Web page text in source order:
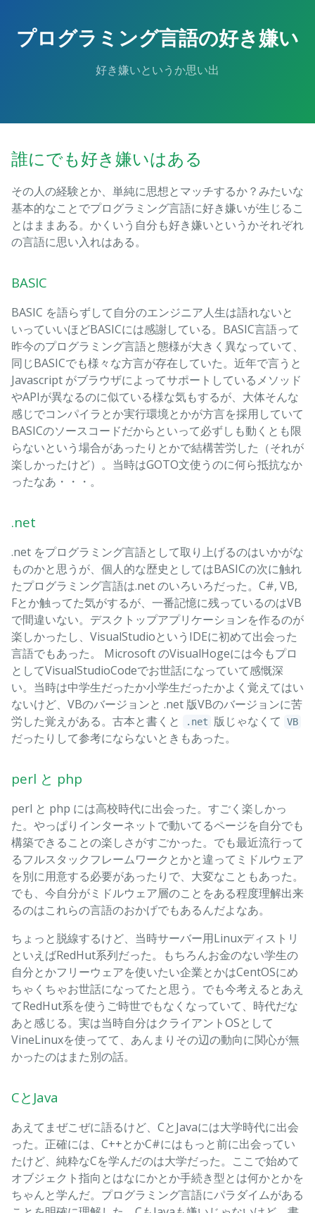
content.
プログラミング言語の好き嫌い
好き嫌いというか思い出
誰にでも好き嫌いはある
その人の経験とか、単純に思想とマッチするか？みたいな
基本的なことでプログラミング言語に好き嫌いが生じるこ
とはままある。かくいう自分も好き嫌いというかそれぞれ
の言語に思い入れはある。
BASIC
BASIC を語らずして自分のエンジニア人生は語れないと
いっていいほどBASICには感謝している。BASIC言語って
昨今のプログラミング言語と態様が大きく異なっていて、
同じBASICでも様々な方言が存在していた。近年で言うと
Javascript がブラウザによってサポートしているメソッド
やAPIが異なるのに似ている様な気もするが、大体そんな
感じでコンパイラとか実行環境とかが方言を採用していて
BASICのソースコードだからといって必ずしも動くとも限
らないという場合があったりとかで結構苦労した（それが
楽しかったけど）。当時はGOTO文使うのに何ら抵抗なか
ったなあ・・・。
.net
.net をプログラミング言語として取り上げるのはいかがな
ものかと思うが、個人的な歴史としてはBASICの次に触れ
たプログラミング言語は.net のいろいろだった。C#, VB,
Fとか触ってた気がするが、一番記憶に残っているのはVB
で間違いない。デスクトップアプリケーションを作るのが
楽しかったし、VisualStudioというIDEに初めて出会った
言語でもあった。 Microsoft のVisualHogeには今もプロ
としてVisualStudioCodeでお世話になっていて感慨深
い。当時は中学生だったか小学生だったかよく覚えてはい
ないけど、VBのバージョンと .net 版VBのバージョンに苦
労した覚えがある。古本と書くと
.net 版じゃなくて VB
だったりして参考にならないときもあった。
perl と php
perl と php には高校時代に出会った。すごく楽しかっ
た。やっぱりインターネットで動いてるページを自分でも
構築できることの楽しさがすごかった。でも最近流行って
るフルスタックフレームワークとかと違ってミドルウェア
を別に用意する必要があったりで、大変なこともあった。
でも、今自分がミドルウェア層のことをある程度理解出来
るのはこれらの言語のおかげでもあるんだよなあ。
ちょっと脱線するけど、当時サーバー用Linuxディストリ
といえばRedHut系列だった。もちろんお金のない学生の
自分とかフリーウェアを使いたい企業とかはCentOSにめ
ちゃくちゃお世話になってたと思う。でも今考えるとあえ
てRedHut系を使うご時世でもなくなっていて、時代だな
あと感じる。実は当時自分はクライアントOSとして
VineLinuxを使ってて、あんまりその辺の動向に関心が無
かったのはまた別の話。
CとJava
あえてまぜこぜに語るけど、CとJavaには大学時代に出会
った。正確には、C++とかC#にはもっと前に出会ってい
たけど、純粋なCを学んだのは大学だった。ここで始めて
オブジェクト指向とはなにかとか手続き型とは何かとかを
ちゃんと学んだ。プログラミング言語にパラダイムがある